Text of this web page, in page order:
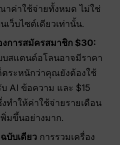
ค่าใช้จ่ายทั้งหมด ไม่ใช่
ว็บไซต์เดียวเท่านั้น.
การสมัครสมาชิก $30:
บสแตนด์อโลนอาจมีราคา
ระหนักว่าคุณยังต้องใช้
AI ข้อความ และ $15
ทำให้ค่าใช้จ่ายรายเดือน
มขึ้นอย่างมาก.
บับเดียว การรวมเครื่อง